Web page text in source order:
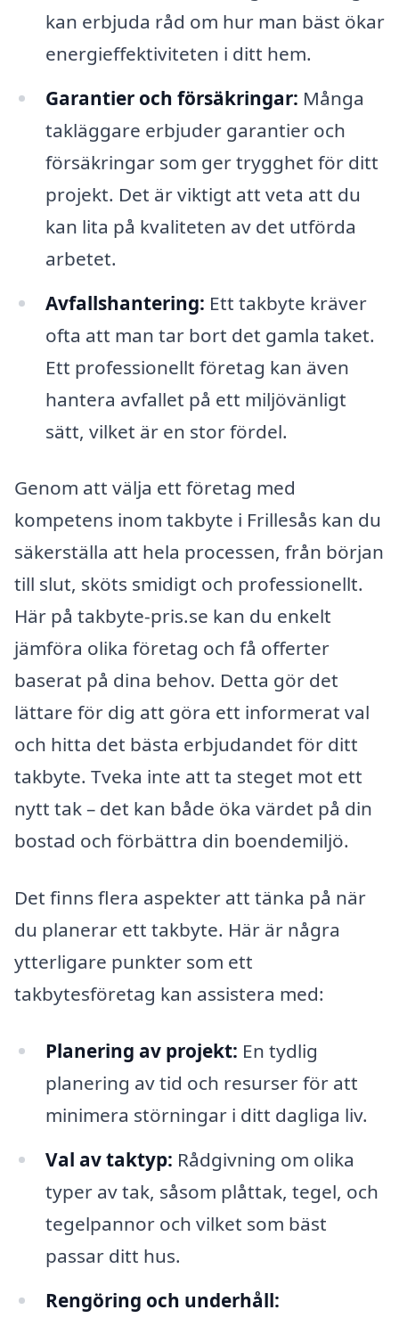
kan erbjuda råd om hur man bäst ökar
energieffektiviteten i ditt hem.
Garantier och försäkringar: Många
takläggare erbjuder garantier och
försäkringar som ger trygghet för ditt
projekt. Det är viktigt att veta att du
kan lita på kvaliteten av det utförda
arbetet.
Avfallshantering: Ett takbyte kräver
ofta att man tar bort det gamla taket.
Ett professionellt företag kan även
hantera avfallet på ett miljövänligt
sätt, vilket är en stor fördel.
Genom att välja ett företag med
kompetens inom takbyte i Frillesås kan du
säkerställa att hela processen, från början
till slut, sköts smidigt och professionellt.
Här på takbyte-pris.se kan du enkelt
jämföra olika företag och få offerter
baserat på dina behov. Detta gör det
lättare för dig att göra ett informerat val
och hitta det bästa erbjudandet för ditt
takbyte. Tveka inte att ta steget mot ett
nytt tak – det kan både öka värdet på din
bostad och förbättra din boendemiljö.
Det finns flera aspekter att tänka på när
du planerar ett takbyte. Här är några
ytterligare punkter som ett
takbytesföretag kan assistera med:
Planering av projekt: En tydlig
planering av tid och resurser för att
minimera störningar i ditt dagliga liv.
Val av taktyp: Rådgivning om olika
typer av tak, såsom plåttak, tegel, och
tegelpannor och vilket som bäst
passar ditt hus.
Rengöring och underhåll: